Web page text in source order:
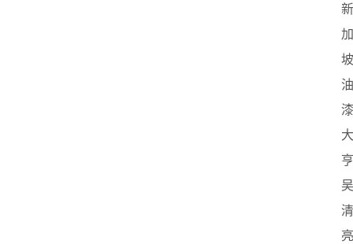
新
加
坡
油
漆
大
亨
吴
清
亮